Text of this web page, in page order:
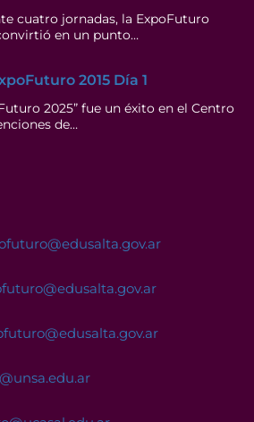
cuatro jornadas, la ExpoFuturo
en un punto…
2015 Día 1
2025” fue un éxito en el Centro
de…